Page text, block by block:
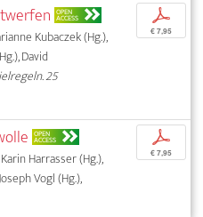
OPEN
ACCESS
Kubaczek (Hg.),
David
25
p
€ 7,95
OPEN
ACCESS
Harrasser (Hg.),
Vogl (Hg.),
p
€ 7,95